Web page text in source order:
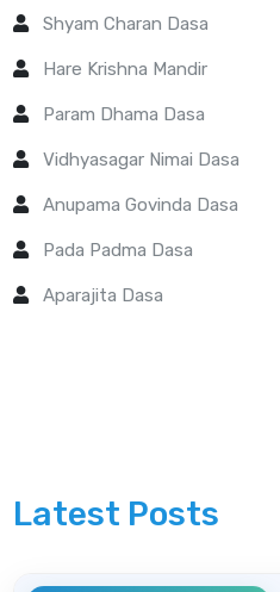
Shyam Charan Dasa
Hare Krishna Mandir
Param Dhama Dasa
Vidhyasagar Nimai Dasa
Anupama Govinda Dasa
Pada Padma Dasa
Aparajita Dasa
Latest Posts